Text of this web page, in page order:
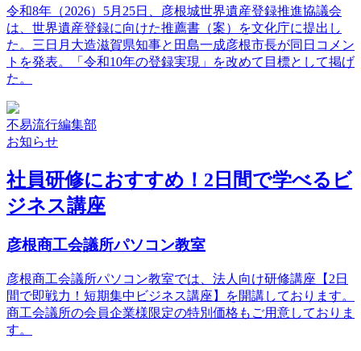
令和8年（2026）5月25日、彦根城世界遺産登録推進協議会
は、世界遺産登録に向けた推薦書（案）を文化庁に提出し
た。三日月大造滋賀県知事と田島一成彦根市長が同日コメン
トを発表。「令和10年の登録実現」を改めて目標として掲げ
た。
不易流行編集部
お知らせ
社員研修におすすめ！2日間で学べるビ
ジネス講座
彦根商工会議所パソコン教室
彦根商工会議所パソコン教室では、法人向け研修講座【2日
間で即戦力！短期集中ビジネス講座】を開講しております。
商工会議所の会員企業様限定の特別価格もご用意しておりま
す。